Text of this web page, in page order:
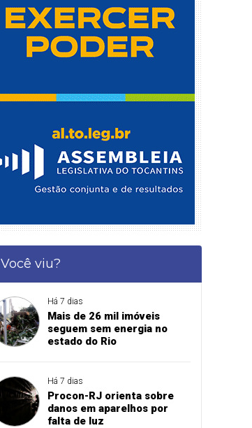
Você viu?
Há 7 dias
Mais de 26 mil imóveis
seguem sem energia no
estado do Rio
Há 7 dias
Procon-RJ orienta sobre
danos em aparelhos por
falta de luz